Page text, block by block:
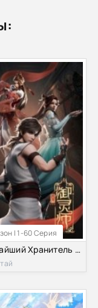
| 1-60 Серия
Величайший Хранитель Духов (1-2 Сезон)